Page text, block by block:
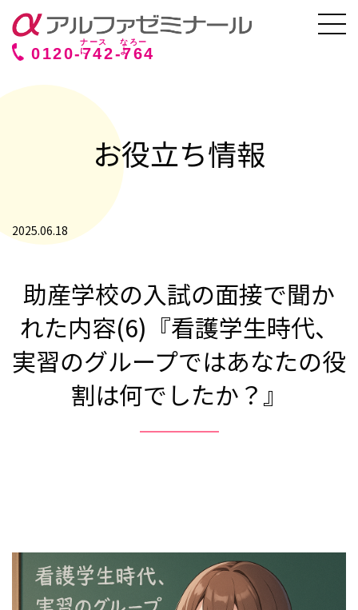
0120-742-764
お役立ち情報
2025.06.18
助産学校の入試の面接で聞か
れた内容(6)『看護学生時代、
実習のグループではあなたの役
割は何でしたか？』